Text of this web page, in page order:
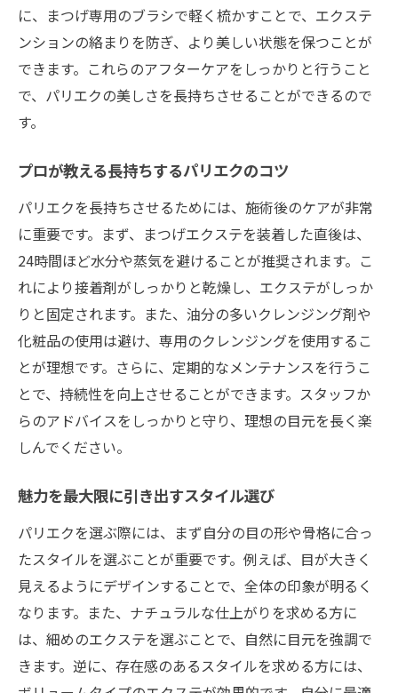
に、まつげ専用のブラシで軽く梳かすことで、エクステ
ンションの絡まりを防ぎ、より美しい状態を保つことが
できます。これらのアフターケアをしっかりと行うこと
で、パリエクの美しさを長持ちさせることができるので
す。
プロが教える長持ちするパリエクのコツ
パリエクを長持ちさせるためには、施術後のケアが非常
に重要です。まず、まつげエクステを装着した直後は、
24時間ほど水分や蒸気を避けることが推奨されます。こ
れにより接着剤がしっかりと乾燥し、エクステがしっか
りと固定されます。また、油分の多いクレンジング剤や
化粧品の使用は避け、専用のクレンジングを使用するこ
とが理想です。さらに、定期的なメンテナンスを行うこ
とで、持続性を向上させることができます。スタッフか
らのアドバイスをしっかりと守り、理想の目元を長く楽
しんでください。
魅力を最大限に引き出すスタイル選び
パリエクを選ぶ際には、まず自分の目の形や骨格に合っ
たスタイルを選ぶことが重要です。例えば、目が大きく
見えるようにデザインすることで、全体の印象が明るく
なります。また、ナチュラルな仕上がりを求める方に
は、細めのエクステを選ぶことで、自然に目元を強調で
きます。逆に、存在感のあるスタイルを求める方には、